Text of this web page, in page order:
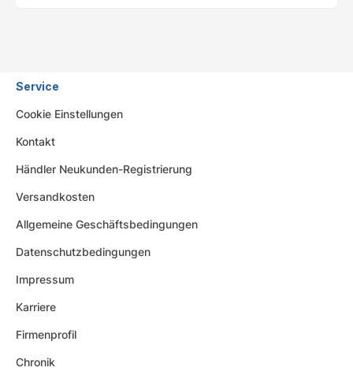
Service
Cookie Einstellungen
Kontakt
Händler Neukunden-Registrierung
Versandkosten
Allgemeine Geschäftsbedingungen
Datenschutzbedingungen
Impressum
Karriere
Firmenprofil
Chronik